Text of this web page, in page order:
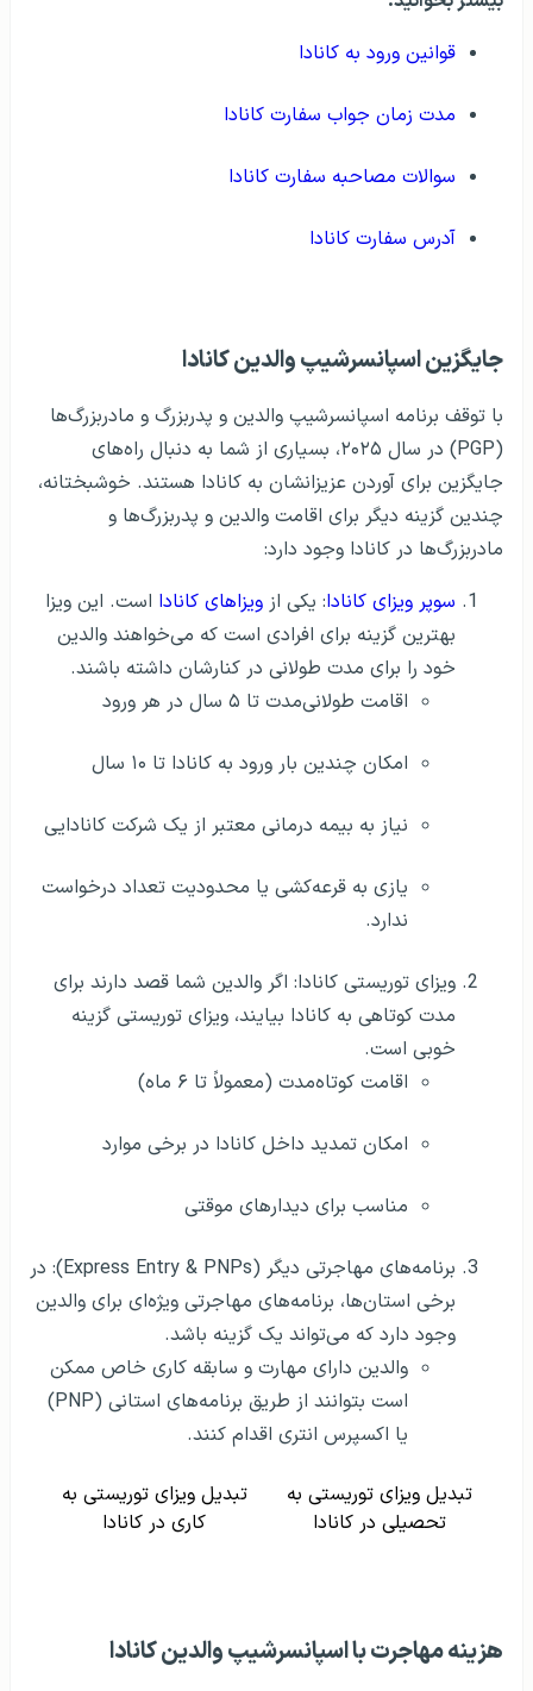
قوانین ورود به کانادا
مدت زمان جواب سفارت کانادا
سوالات مصاحبه سفارت کانادا
آدرس سفارت کانادا
جایگزین اسپانسرشیپ والدین کانادا
با توقف برنامه اسپانسرشیپ والدین و پدربزرگ‌ و مادربزرگ‌ها
(PGP) در سال ۲۰۲۵، بسیاری از شما به دنبال راه‌های
جایگزین برای آوردن عزیزانشان به کانادا هستند. خوشبختانه،
چندین گزینه دیگر برای اقامت والدین و پدربزرگ‌ها و
مادربزرگ‌ها در کانادا وجود دارد:
سوپر ویزای کانادا: یکی از ویزاهای کانادا است. این ویزا
بهترین گزینه برای افرادی است که می‌خواهند والدین
خود را برای مدت طولانی در کنارشان داشته باشند.
اقامت طولانی‌مدت تا ۵ سال در هر ورود
امکان چندین بار ورود به کانادا تا ۱۰ سال
نیاز به بیمه درمانی معتبر از یک شرکت کانادایی
یازی به قرعه‌کشی یا محدودیت تعداد درخواست
ندارد.
ویزای توریستی کانادا: اگر والدین شما قصد دارند برای
مدت کوتاهی به کانادا بیایند، ویزای توریستی گزینه
خوبی است.
اقامت کوتاه‌مدت (معمولاً تا ۶ ماه)
امکان تمدید داخل کانادا در برخی موارد
مناسب برای دیدارهای موقتی
برنامه‌های مهاجرتی دیگر (Express Entry & PNPs): در
برخی استان‌ها، برنامه‌های مهاجرتی ویژه‌ای برای والدین
وجود دارد که می‌تواند یک گزینه باشد.
والدین دارای مهارت و سابقه کاری خاص ممکن
است بتوانند از طریق برنامه‌های استانی (PNP)
یا اکسپرس انتری اقدام کنند.
تبدیل ویزای توریستی به
تحصیلی در کانادا
تبدیل ویزای توریستی به
کاری در کانادا
هزینه مهاجرت با اسپانسرشیپ والدین کانادا